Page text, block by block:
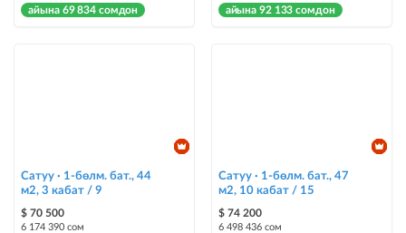
айына 69 834 сомдон айына 92 133 сомдон
Сатуу · 1-бөлм. бат., 44
м2, 3 кабат / 9
$ 70 500
6 174 390 сом
Сатуу · 1-бөлм. бат., 47
м2, 10 кабат / 15
$ 74 200
6 498 436 сом